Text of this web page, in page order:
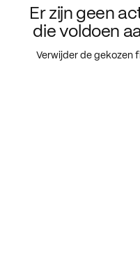
Er zijn geen
die voldoen
Verwijder de gekozen